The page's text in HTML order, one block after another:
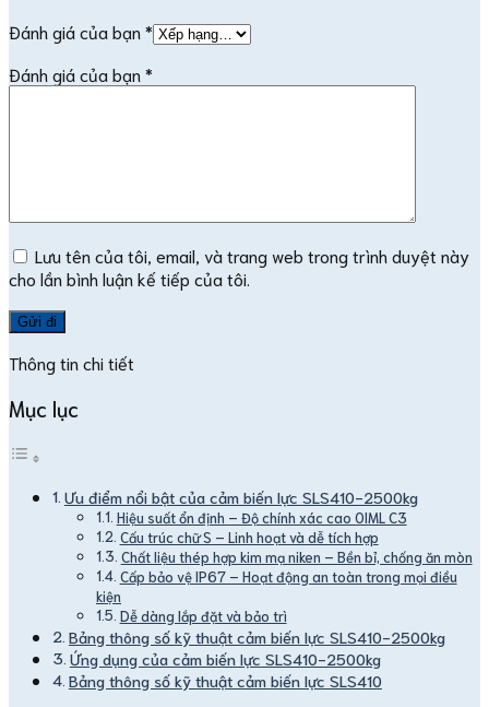
Đánh giá của bạn *
Đánh giá của bạn *
Lưu tên của tôi, email, và trang web trong trình duyệt này
cho lần bình luận kế tiếp của tôi.
Thông tin chi tiết
Mục lục
Ưu điểm nổi bật của cảm biến lực SLS410-2500kg
Hiệu suất ổn định – Độ chính xác cao OIML C3
Cấu trúc chữ S – Linh hoạt và dễ tích hợp
Chất liệu thép hợp kim mạ niken – Bền bỉ, chống ăn mòn
Cấp bảo vệ IP67 – Hoạt động an toàn trong mọi điều
kiện
Dễ dàng lắp đặt và bảo trì
Bảng thông số kỹ thuật cảm biến lực SLS410-2500kg
Ứng dụng của cảm biến lực SLS410-2500kg
Bảng thông số kỹ thuật cảm biến lực SLS410